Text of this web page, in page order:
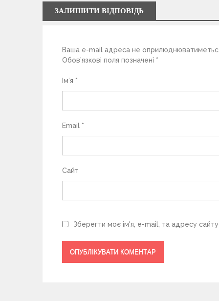
а
и
с
і
в
ЗАЛИШИТИ ВІДПОВІДЬ
Ваша e-mail адреса не
Обов’язкові поля позначені *
Ім’я *
Email *
Сайт
Зберегти моє ім'я, e-mail, та адресу